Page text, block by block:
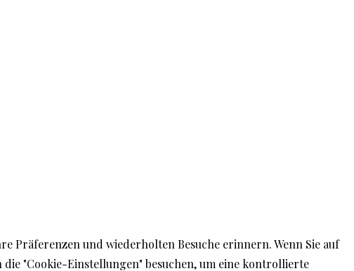
Präferenzen und wiederholten Besuche erinnern. Wenn Sie auf
"Cookie-Einstellungen" besuchen, um eine kontrollierte